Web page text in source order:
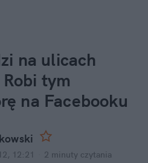
na ulicach
tym
na Facebooku
12:21 2 minuty czytania